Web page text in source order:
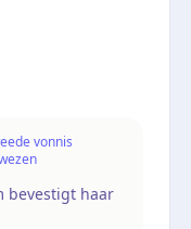
vonnis
bevestigt haar